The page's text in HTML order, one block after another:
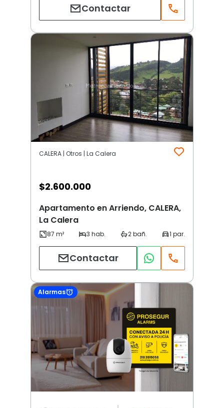
Contactar
CALERA | Otros | La Calera
$2.600.000
Apartamento en Arriendo, CALERA,
La Calera
Contactar
Alarmas